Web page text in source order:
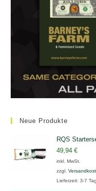
Neue Produkte
RQS
49,94€
inkl. MwSt.
zzgl.
Lieferzeit:3-7